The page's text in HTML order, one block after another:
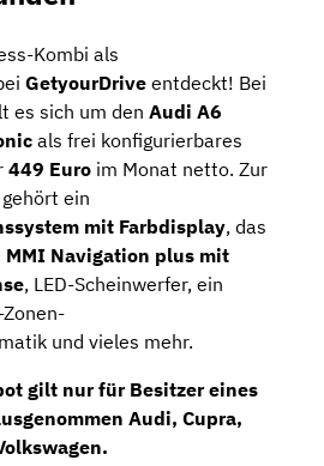
Kombi als
GetyourDrive entdeckt! Bei
es sich um den Audi A6
als frei konfigurierbares
449 Euro im Monat netto. Zur
ein
mit Farbdisplay, das
MMI Navigation plus mit
, LED-Scheinwerfer, ein
und vieles mehr.
gilt nur für Besitzer eines
Audi, Cupra,